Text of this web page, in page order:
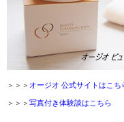
＞＞＞ オージオ 公式サイトはこち
＞＞＞ 写真付き体験談はこちら